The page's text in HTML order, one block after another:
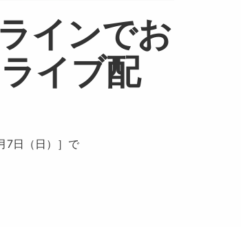
インでお
イブ配
7日（日）］で